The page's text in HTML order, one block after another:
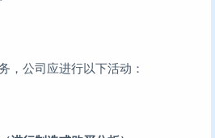
，公司应进行以下活动：